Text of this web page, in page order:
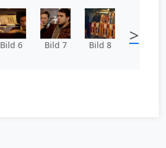
Bild 6 Bild 7 Bild 8 >